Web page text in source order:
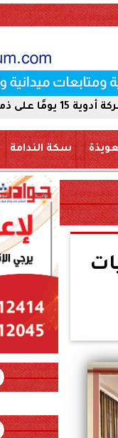
سكة الندامة